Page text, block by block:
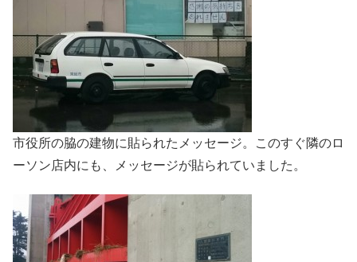
市役所の脇の建物に貼られたメッセージ。このすぐ隣のロ
ーソン店内にも、メッセージが貼られていました。